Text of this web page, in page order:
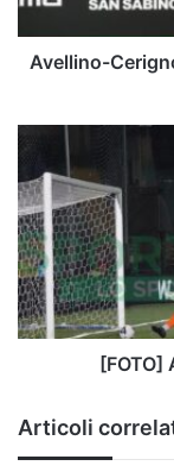
in
vista
Avellino-
[FOTO]
-
Cerignola,
la
gallery
Articoli